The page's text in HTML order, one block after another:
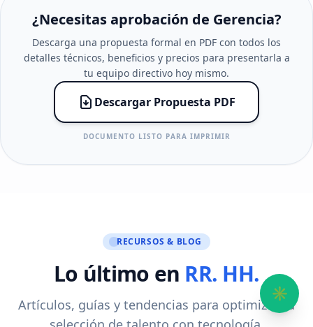
¿Necesitas aprobación de Gerencia?
Descarga una propuesta formal en PDF con todos los
detalles técnicos, beneficios y precios para presentarla a
tu equipo directivo hoy mismo.
Descargar Propuesta PDF
DOCUMENTO LISTO PARA IMPRIMIR
RECURSOS & BLOG
Lo último en RR. HH.
Artículos, guías y tendencias para optimizar tu
✳︎